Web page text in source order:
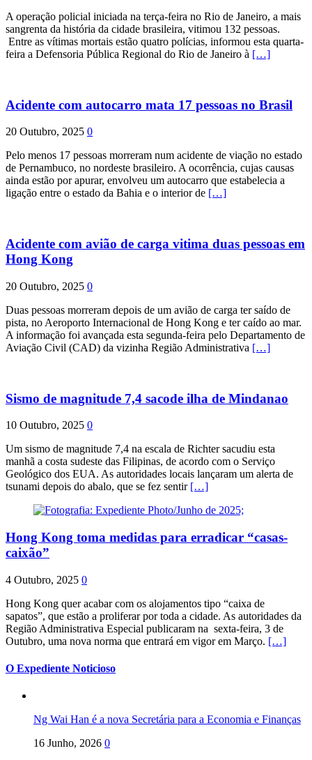
A operação policial iniciada na terça-feira no Rio de Janeiro, a mais
sangrenta da história da cidade brasileira, vitimou 132 pessoas.
Entre as vítimas mortais estão quatro polícias, informou esta quarta-
feira a Defensoria Pública Regional do Rio de Janeiro à […]
Acidente com autocarro mata 17 pessoas no Brasil
20 Outubro, 2025 0
Pelo menos 17 pessoas morreram num acidente de viação no estado
de Pernambuco, no nordeste brasileiro. A ocorrência, cujas causas
ainda estão por apurar, envolveu um autocarro que estabelecia a
ligação entre o estado da Bahia e o interior de […]
Acidente com avião de carga vitima duas pessoas em
Hong Kong
20 Outubro, 2025 0
Duas pessoas morreram depois de um avião de carga ter saído de
pista, no Aeroporto Internacional de Hong Kong e ter caído ao mar.
A informação foi avançada esta segunda-feira pelo Departamento de
Aviação Civil (CAD) da vizinha Região Administrativa […]
Sismo de magnitude 7,4 sacode ilha de Mindanao
10 Outubro, 2025 0
Um sismo de magnitude 7,4 na escala de Richter sacudiu esta
manhã a costa sudeste das Filipinas, de acordo com o Serviço
Geológico dos EUA. As autoridades locais lançaram um alerta de
tsunami depois do abalo, que se fez sentir […]
Hong Kong toma medidas para erradicar “casas-
caixão”
4 Outubro, 2025 0
Hong Kong quer acabar com os alojamentos tipo “caixa de
sapatos”, que estão a proliferar por toda a cidade. As autoridades da
Região Administrativa Especial publicaram na sexta-feira, 3 de
Outubro, uma nova norma que entrará em vigor em Março. […]
O Expediente Noticioso
Ng Wai Han é a nova Secretária para a Economia e Finanças
16 Junho, 2026 0